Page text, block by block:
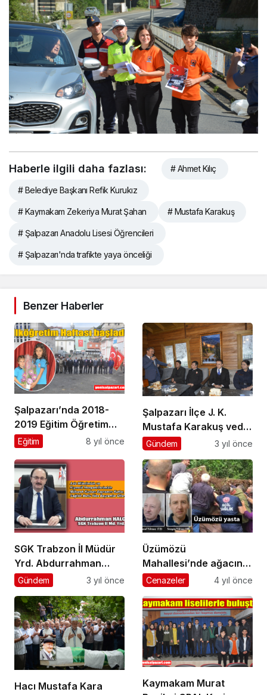
Haberle ilgili daha fazlası: # Ahmet Kılıç
# Belediye Başkanı Refik Kurukız
# Kaymakam Zekeriya Murat Şahan # Mustafa Karakuş
# Şalpazarı Anadolu Lisesi Öğrencileri
# Şalpazarı'nda trafikte yaya önceliği
Benzer Haberler
Şalpazarı’nda 2018-
2019 Eğitim Öğretim
Yılı törenle başladı
Eğitim 8 yıl önce
Şalpazarı İlçe J. K.
Mustafa Karakuş veda
yemeği ile uğurlandı
Gündem 3 yıl önce
SGK Trabzon İl Müdür
Yrd. Abdurrahman
Halcı herkesin Kurban
Gündem 3 yıl önce
Üzümözü
Mahallesi’nde ağacın
altında kalan baba ve
Cenazeler 4 yıl önce
Hacı Mustafa Kara
Kaymakam Murat